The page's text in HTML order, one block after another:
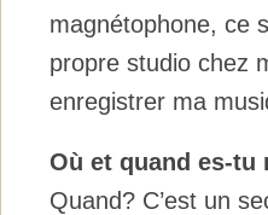
magnétophone, ce
propre studio chez
enregistrer ma
Où et quand es-tu
Quand? C’est un